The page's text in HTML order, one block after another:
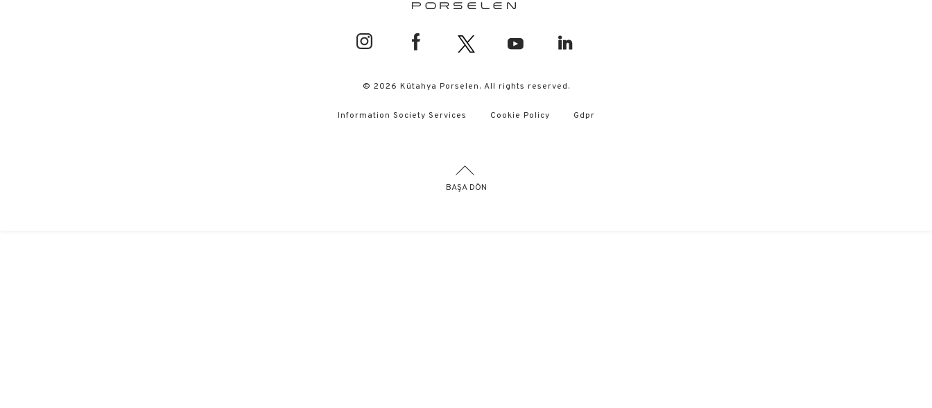
© 2026 Kütahya Porselen. All rights reserved.
Information Society Services Cookie Policy Gdpr
BAŞA DÖN